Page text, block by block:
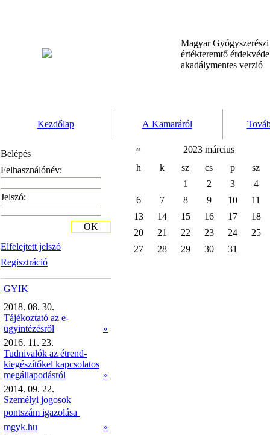
Magyar
értékteremtő
akadálymentes verzió
Kezdőlap A Kamaráról
Belépés
Felhasználónév:
Jelszó:
Elfelejtett jelszó
Regisztráció
OK
GYIK
2018. 08. 30.
Tájékoztató az e-
ügyintézésről
»
2016. 11. 23.
Tudnivalók az étrend-
kiegészítőkel kapcsolatos
megállapodásról
»
2014. 09. 22.
Személyi jogosok
pontszám igazolása 
mgyk.hu
»
«
2023 március
h
k sz cs p
sz
1
2 3
4
6
7 8 9 10
11
13
14 15 16 17
18
20
21 22 23 24
25
27
28 29 30 31